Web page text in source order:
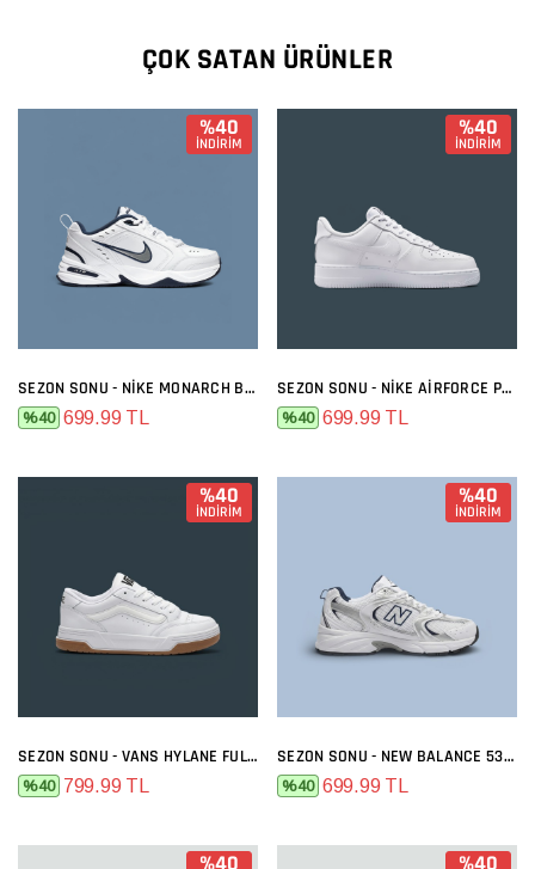
ÇOK SATAN ÜRÜNLER
%40
İNDİRİM
SEZON SONU - NIKE MONARCH BEYAZ SIYAH
%40 699.99 TL
%40
İNDİRİM
SEZON SONU - NIKE AIRFORCE PREMIUM FULL BEYAZ
%40 699.99 TL
%40
İNDİRİM
SEZON SONU - VANS HYLANE FULL BEYAZ
%40 799.99 TL
%40
İNDİRİM
SEZON SONU - NEW BALANCE 530 BEYAZ LACI
%40 699.99 TL